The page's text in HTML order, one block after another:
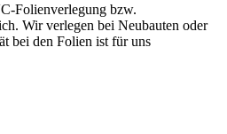
Folienverlegung bzw.
Wir verlegen bei Neubauten oder
bei den Folien ist für uns